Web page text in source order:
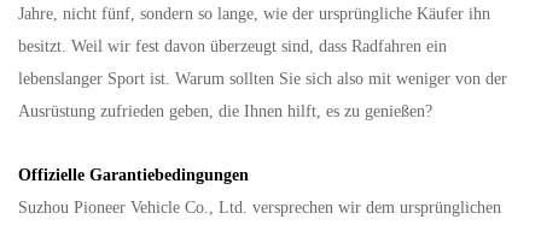
Jahre, nicht fünf, sondern so lange, wie der ursprüngliche Käufer ihn
besitzt. Weil wir fest davon überzeugt sind, dass Radfahren ein
lebenslanger Sport ist. Warum sollten Sie sich also mit weniger von der
Ausrüstung zufrieden geben, die Ihnen hilft, es zu genießen?
Offizielle Garantiebedingungen
Suzhou Pioneer Vehicle Co., Ltd. versprechen wir dem ursprünglichen